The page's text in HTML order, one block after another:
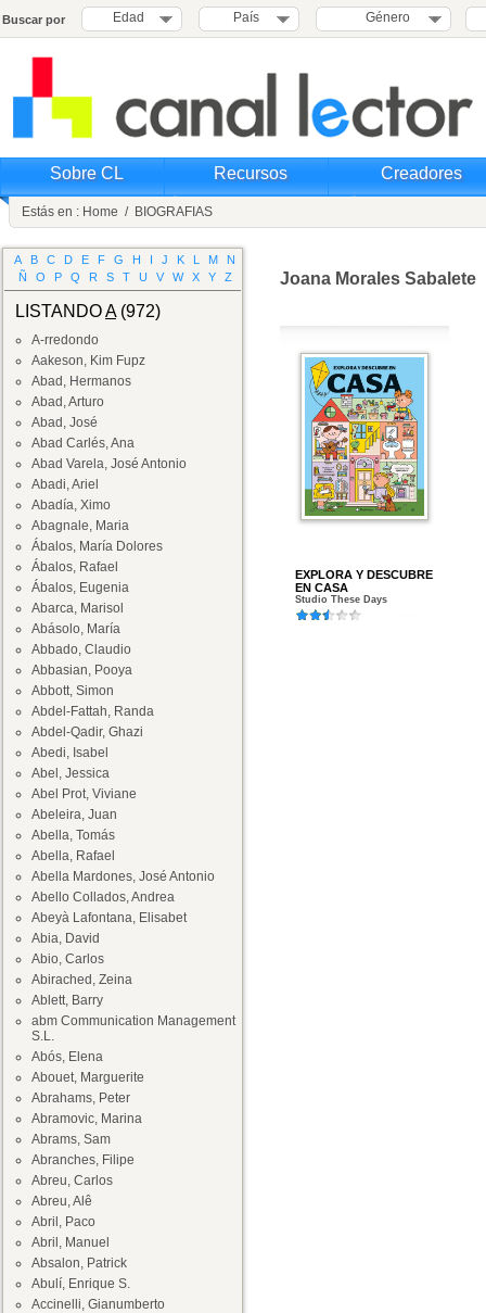
Buscar por Edad País Género
Sobre CL Recursos Creadores
Estás en : Home / BIOGRAFIAS
A B C D E F G H I J K L M
N
Ñ
O P Q R S T U V W X Y Z
LISTANDOA(972)
A-rredondo
Aakeson, Kim Fupz
Abad, Hermanos
Abad, Arturo
Abad, José
Abad Carlés, Ana
Abad Varela, José Antonio
Abadi, Ariel
Abadía, Ximo
Abagnale, Maria
Ábalos, María Dolores
Ábalos, Rafael
Ábalos, Eugenia
Abarca, Marisol
Abásolo, María
Abbado, Claudio
Abbasian, Pooya
Abbott, Simon
Abdel-Fattah, Randa
Abdel-Qadir, Ghazi
Abedi, Isabel
Abel, Jessica
Abel Prot, Viviane
Abeleira, Juan
Abella, Tomás
Abella, Rafael
Abella Mardones, José Antonio
Abello Collados, Andrea
Abeyà Lafontana, Elisabet
Abia, David
Abio, Carlos
Abirached, Zeina
Ablett, Barry
abm Communication Management
S.L.
Abós, Elena
Abouet, Marguerite
Abrahams, Peter
Abramovic, Marina
Abrams, Sam
Abranches, Filipe
Abreu, Carlos
Abreu, Alê
Abril, Paco
Abril, Manuel
Absalon, Patrick
Abulí, Enrique S.
Accinelli, Gianumberto
Joana Morales Sabalete
EXPLORA Y DESCUBRE
EN CASA
Studio These Days